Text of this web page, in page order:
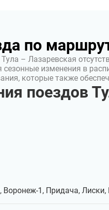
по
– Лазаревская
изменения в
которые также
поездов
Воронеж-1, Придача,